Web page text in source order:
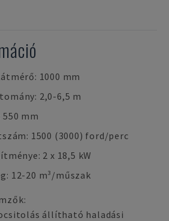
1000 mm
2,0-6,5 m
mm
1500 (3000) ford/perc
2 x 18,5 kW
12-20 m³/műszak
állítható haladási